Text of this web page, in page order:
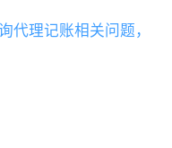
代理记账相关问题，